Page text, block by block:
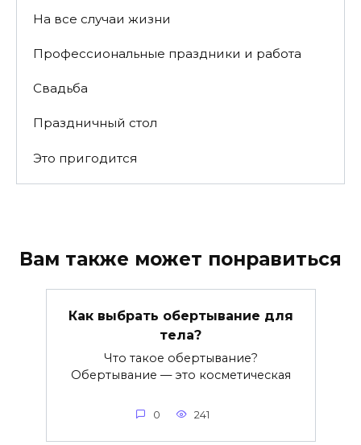
На все случаи жизни
Профессиональные праздники и работа
Свадьба
Праздничный стол
Это пригодится
Вам также может понравиться
Как выбрать обертывание для
тела?
Что такое обертывание?
Обертывание — это косметическая
0 241